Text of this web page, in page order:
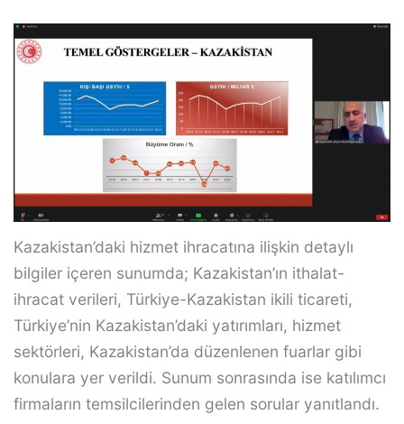
Kazakistan’daki hizmet ihracatına ilişkin detaylı
bilgiler içeren sunumda; Kazakistan’ın ithalat-
ihracat verileri, Türkiye-Kazakistan ikili ticareti,
Türkiye’nin Kazakistan’daki yatırımları, hizmet
sektörleri, Kazakistan’da düzenlenen fuarlar gibi
konulara yer verildi. Sunum sonrasında ise katılımcı
firmaların temsilcilerinden gelen sorular yanıtlandı.